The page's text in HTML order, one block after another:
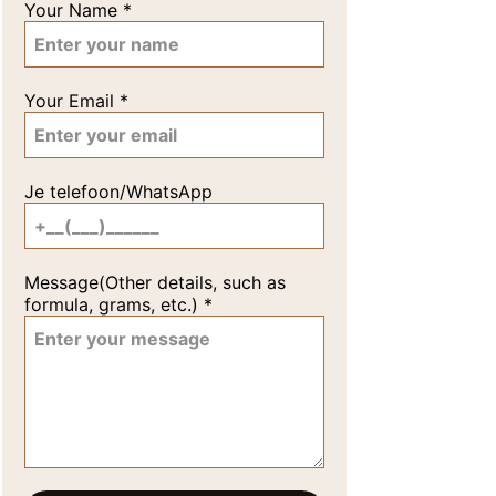
Your Name *
Your Email *
Je telefoon/WhatsApp
Message(Other details, such as
formula, grams, etc.) *